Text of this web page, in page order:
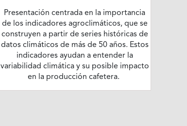
Presentación centrada en la importancia
de los indicadores agroclimáticos, que se
construyen a partir de series históricas de
datos climáticos de más de 50 años. Estos
indicadores ayudan a entender la
variabilidad climática y su posible impacto
en la producción cafetera.